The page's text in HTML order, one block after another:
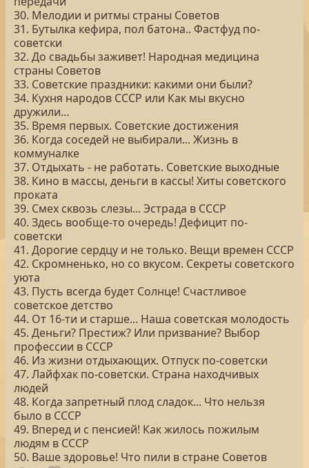
30. Мелодии и ритмы страны Советов
31. Бутылка кефира, пол батона.. Фастфуд по-
советски
32. До свадьбы заживет! Народная медицина
страны Советов
33. Советские праздники: какими они были?
34. Кухня народов СССР или Как мы вкусно
дружили…
35. Время первых. Советские достижения
36. Когда соседей не выбирали... Жизнь в
коммуналке
37. Отдыхать - не работать. Советские выходные
38. Кино в массы, деньги в кассы! Хиты советского
проката
39. Смех сквозь слезы... Эстрада в СССР
40. Здесь вообще-то очередь! Дефицит по-
советски
41. Дорогие сердцу и не только. Вещи времен СССР
42. Скромненько, но со вкусом. Секреты советского
уюта
43. Пусть всегда будет Солнце! Счастливое
советское детство
44. От 16-ти и старше... Наша советская молодость
45. Деньги? Престиж? Или призвание? Выбор
профессии в СССР
46. Из жизни отдыхающих. Отпуск по-советски
47. Лайфхак по-советски. Страна находчивых
людей
48. Когда запретный плод сладок... Что нельзя
было в СССР
49. Вперед и с пенсией! Как жилось пожилым
людям в СССР
50. Ваше здоровье! Что пили в стране Советов